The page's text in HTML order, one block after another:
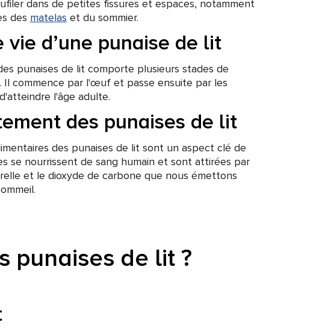
dans de petites fissures et espaces, notamment
des matelas et du sommier.
vie d’une punaise de lit
punaises de lit comporte plusieurs stades de
Il commence par l'œuf et passe ensuite par les
l'âge adulte.
des punaises de lit
des punaises de lit sont un aspect clé de
se nourrissent de sang humain et sont attirées par
et le dioxyde de carbone que nous émettons
punaises de lit ?